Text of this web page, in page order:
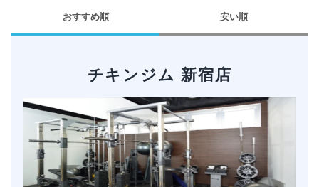
おすすめ順 安い順
チキンジム 新宿店